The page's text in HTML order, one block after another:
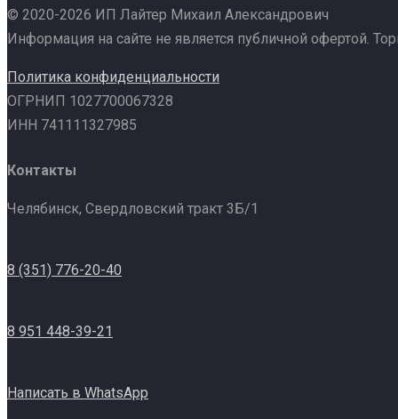
© 2020-2026 ИП Лайтер Михаил Александрович
Информация на сайте не является публичной офертой.
Политика конфиденциальности
ОГРНИП 1027700067328
ИНН 741111327985
Контакты
Челябинск, Свердловский тракт 3Б/1
8 (351) 776-20-40
8 951 448-39-21
Написать в WhatsApp